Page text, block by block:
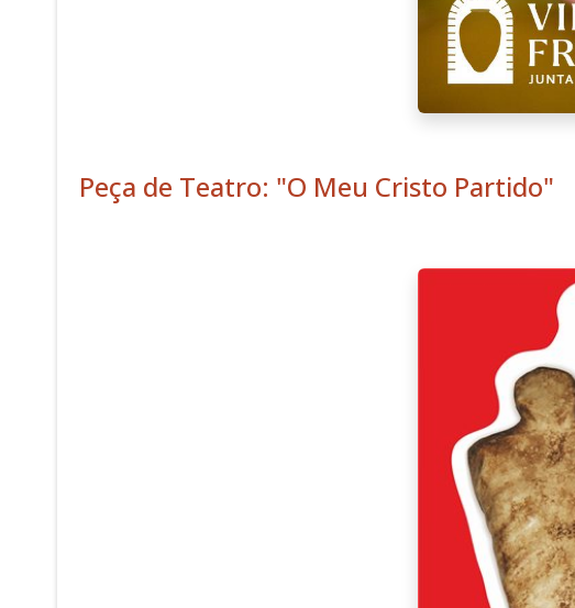
Peça de Teatro: "O Meu Cristo Partido"